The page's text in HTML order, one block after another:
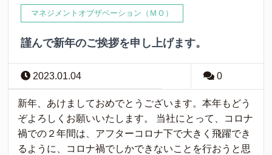
マネジメントオブザベーション（ＭＯ）
謹んで新年のご挨拶を申し上げます。
2023.01.04 0
新年、あけましておめでとうございます。本年もどう
ぞよろしくお願いいたします。 当社にとって、コロナ
禍での２年間は、アフターコロナ下で大きく飛躍でき
るように、コロナ禍でしかできないことを行おうと思